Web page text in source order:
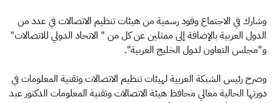
وشارك في الاجتماع وفود رسمية من هيئات تنظيم الاتصالات في عدد من
الدول العربية بالإضافة إلى ممثلين عن كل من " الاتحاد الدولي للاتصالات"
و"مجلس التعاون لدول الخليج العربية".
وصرح رئيس الشبكة العربية لهيئات تنظيم الاتصالات وتقنية المعلومات في
دورتها الحالية معالي محافظ هيئة الاتصالات وتقنية المعلومات الدكتور عبد